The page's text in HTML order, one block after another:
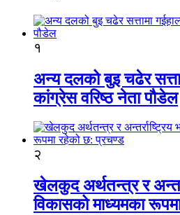
१
अन्य दलको बुइ चढेर
कांग्रेस वरिष्ठ नेता पौडेल
२
खेलकुद अर्थतन्त्र र
विकासको माध्यमका